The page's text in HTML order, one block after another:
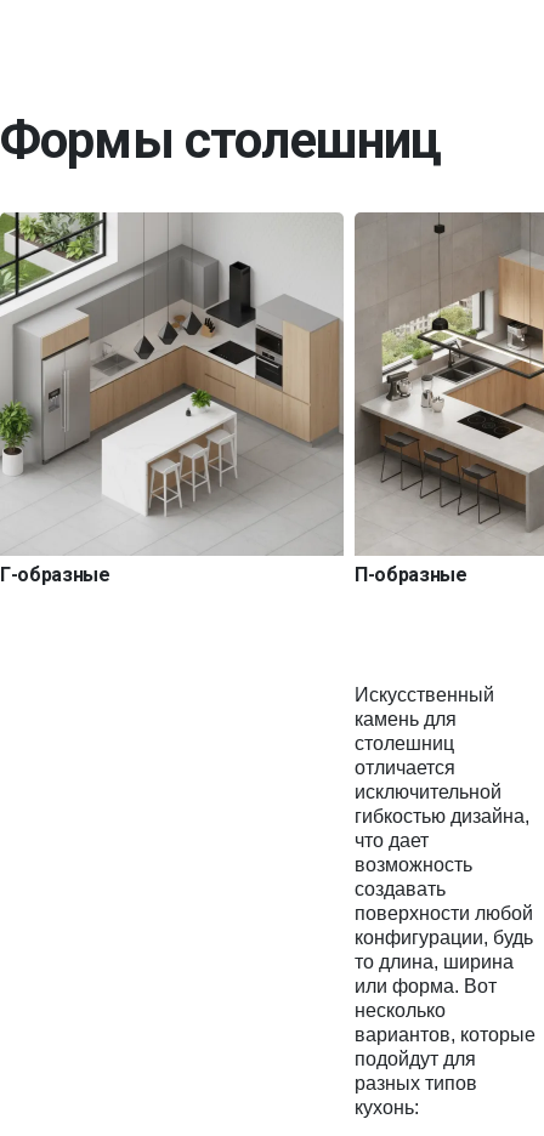
Формы столешниц
Г-образные П-образные
Искусственный
камень для
столешниц
отличается
исключительной
гибкостью дизайна,
что дает
возможность
создавать
поверхности любой
конфигурации, будь
то длина, ширина
или форма. Вот
несколько
вариантов, которые
подойдут для
разных типов
кухонь: